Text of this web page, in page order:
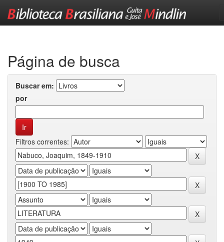
Página de busca
Buscar em:
por
Filtros correntes: